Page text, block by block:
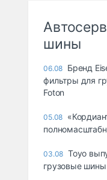
шины
06.08 Бренд
фильтры для
Foton
05.08
03.08 Toyo
грузовые шины